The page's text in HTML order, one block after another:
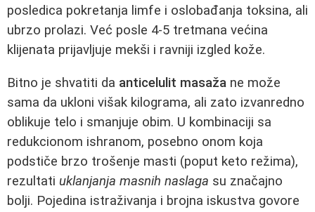
posledica pokretanja limfe i oslobađanja toksina, ali
ubrzo prolazi. Već posle 4-5 tretmana većina
klijenata prijavljuje mekši i ravniji izgled kože.
Bitno je shvatiti da anticelulit masaža ne može
sama da ukloni višak kilograma, ali zato izvanredno
oblikuje telo i smanjuje obim. U kombinaciji sa
redukcionom ishranom, posebno onom koja
podstiče brzo trošenje masti (poput keto režima),
rezultati uklanjanja masnih naslaga su značajno
bolji. Pojedina istraživanja i brojna iskustva govore